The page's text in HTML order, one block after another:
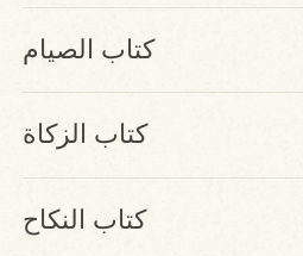
كتاب الصيام
كتاب الزكاة
كتاب النكاح